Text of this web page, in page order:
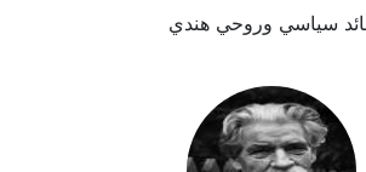
سياسي وروحي هندي